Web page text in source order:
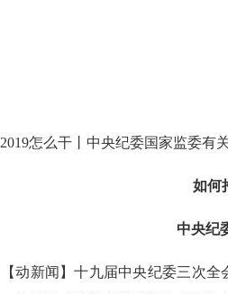
怎么干丨中央纪委国家监委有
如何
中央纪
动新闻】十九届中央纪委三次全